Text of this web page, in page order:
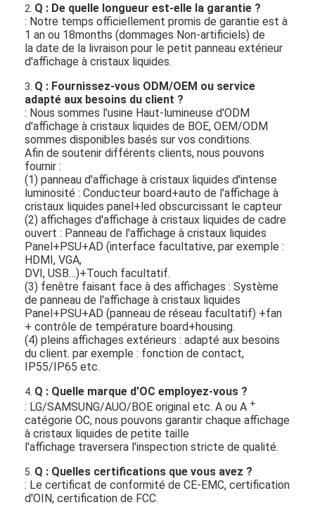
2. Q : De quelle longueur est-elle la garantie ?
: Notre temps officiellement promis de garantie est à
1 an ou 18months (dommages Non-artificiels) de
la date de la livraison pour le petit panneau extérieur
d'affichage à cristaux liquides.
3. Q : Fournissez-vous ODM/OEM ou service
adapté aux besoins du client ?
: Nous sommes l'usine Haut-lumineuse d'ODM
d'affichage à cristaux liquides de BOE, OEM/ODM
sommes disponibles basés sur vos conditions.
Afin de soutenir différents clients, nous pouvons
fournir :
(1) panneau d'affichage à cristaux liquides d'intense
luminosité : Conducteur board+auto de l'affichage à
cristaux liquides panel+led obscurcissant le capteur
(2) affichages d'affichage à cristaux liquides de cadre
ouvert : Panneau de l'affichage à cristaux liquides
Panel+PSU+AD (interface facultative, par exemple :
HDMI, VGA,
DVI, USB…)+Touch facultatif.
(3) fenêtre faisant face à des affichages : Système
de panneau de l'affichage à cristaux liquides
Panel+PSU+AD (panneau de réseau facultatif) +fan
+ contrôle de température board+housing.
(4) pleins affichages extérieurs : adapté aux besoins
du client. par exemple : fonction de contact,
IP55/IP65 etc.
4. Q : Quelle marque d'OC employez-vous ?
: LG/SAMSUNG/AUO/BOE original etc. A ou A +
catégorie OC, nous pouvons garantir chaque affichage
à cristaux liquides de petite taille
l'affichage traversera l'inspection stricte de qualité.
5. Q : Quelles certifications que vous avez ?
: Le certificat de conformité de CE-EMC, certification
d'OIN, certification de FCC.